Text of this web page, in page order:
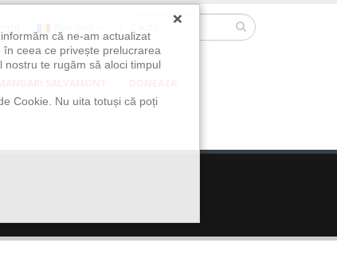
×
că ne-am actualizat
ceea ce privește prelucrarea
nostru te rugăm să aloci timpul
Cookie. Nu uita totuși că poți